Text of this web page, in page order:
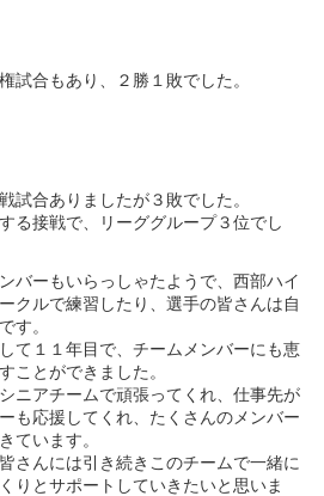
試合もあり、２勝１敗でした。
試合ありましたが３敗でした。
る接戦で、リーググループ３位でし
バーもいらっしゃたようで、西部ハイ
クルで練習したり、選手の皆さんは自
す。
て１１年目で、チームメンバーにも恵
ことができました。
ニアチームで頑張ってくれ、仕事先が
も応援してくれ、たくさんのメンバー
ています。
さんには引き続きこのチームで一緒に
りとサポートしていきたいと思いま